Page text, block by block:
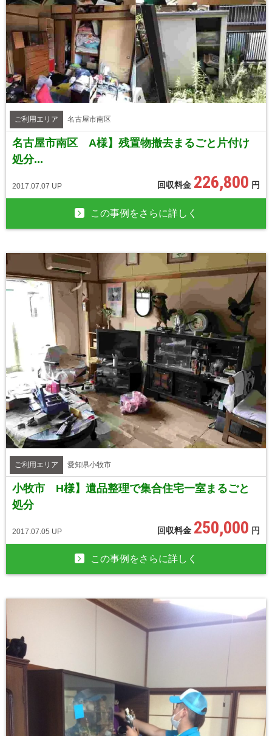
ご利用エリア 名古屋市南区
名古屋市南区 A様】残置物撤去まるごと片付け
処分...
2017.07.07 UP 回収料金 226,800 円
この事例をさらに詳しく
ご利用エリア 愛知県小牧市
小牧市 H様】遺品整理で集合住宅一室まるごと
処分
2017.07.05 UP 回収料金 250,000 円
この事例をさらに詳しく